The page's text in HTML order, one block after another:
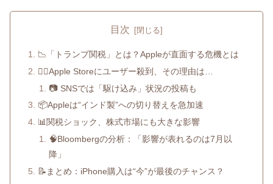
目次
📉「トランプ関税」とは？Appleが直面する危機とは
🏃‍♂️Apple Storeにユーザー殺到、その理由は…
📷 SNSでは「駆け込み」状況の投稿も
📦Appleは“インド製”への切り替えを急加速
📊関税ショック、株式市場にも大きな影響
🧠Bloombergの分析：「影響が表れるのは7月以
降」
📝まとめ：iPhone購入は“今”が最後のチャンス？